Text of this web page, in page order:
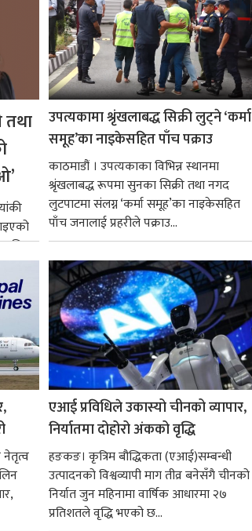
तथा
उपत्यकामा श्रृंखलाबद्ध सिक्री लुट्ने ‘कर्मा
समूह’का नाइकेसहित पाँच पक्राउ
काठमाडौं । उपत्यकाका विभिन्न स्थानमा
श्रृंखलाबद्ध रूपमा सुनका सिक्री तथा नगद
लुटपाटमा संलग्न ‘कर्मा समूह’का नाइकेसहित
पाँच जनालाई प्रहरीले पक्राउ...
नेतृत्व
एआई प्रविधिले उकास्यो चीनको व्यापार,
निर्यातमा दोहोरो अंकको वृद्धि
हङकङ। कृत्रिम बौद्धिकता (एआई)सम्बन्धी
उत्पादनको विश्वव्यापी माग तीव्र बनेसँगै चीनको
निर्यात जुन महिनामा वार्षिक आधारमा २७
प्रतिशतले वृद्धि भएको छ...